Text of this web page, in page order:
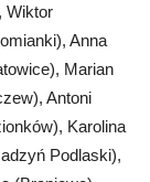
Wiktor
Anna
Marian
Antoni
Karolina
Podlaski),